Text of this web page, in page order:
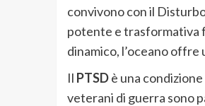
convivono con il
potente e trasformativa
dinamico, l’oceano
Il PTSDè una
veterani di guerra sono